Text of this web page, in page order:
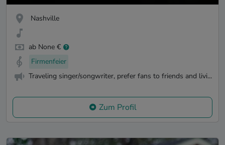
Nashville
ab None €
Firmenfeier
Traveling singer/songwriter, prefer fans to friends and livi...
Zum Profil